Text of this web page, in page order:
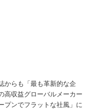
からも「最も革新的な企
高収益グローバルメーカー
プンでフラットな社風」に